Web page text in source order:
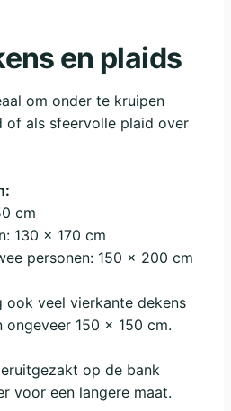
en plaids
om onder te kruipen
of als sfeervolle plaid over
cm
130 x 170 cm
personen: 150 x 200 cm
veel vierkante dekens
150 x 150 cm.
op de bank
voor een langere maat.